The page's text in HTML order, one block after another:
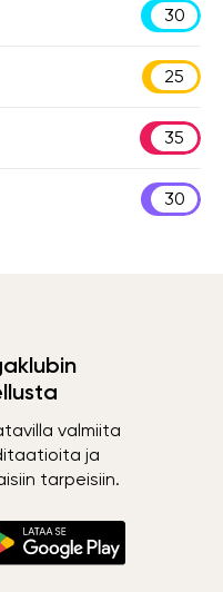
30
25
35
30
valmiita
ja
tarpeisiin.